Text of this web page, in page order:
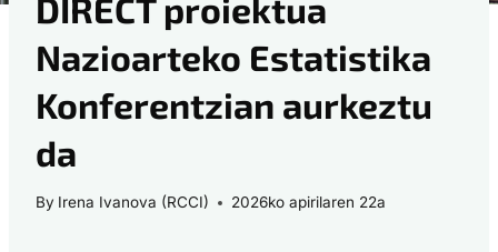
DIRECT proiektua
Nazioarteko Estatistika
Konferentzian aurkeztu
da
By Irena Ivanova (RCCI) 2026ko apirilaren 22a